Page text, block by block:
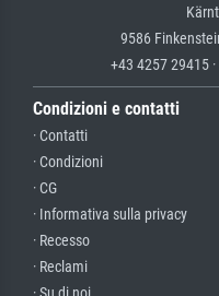
9586
+43 4257 29415
Condizioni e contatti
· Contatti
· Condizioni
· CG
· Informativa sulla privacy
· Recesso
· Reclami